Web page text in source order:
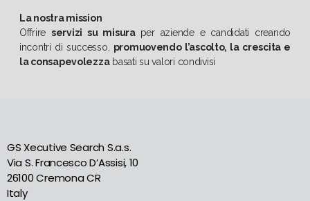
La nostra mission
Offrireservizi su misura per aziende e candidati creando
incontri di successo, promuovendo l’ascolto, la crescita e
la consapevolezzabasati su valori condivisi
GS Xecutive Search S.a.s.
Via S. Francesco D’Assisi, 10
26100 Cremona CR
Italy